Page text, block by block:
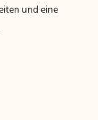
und eine